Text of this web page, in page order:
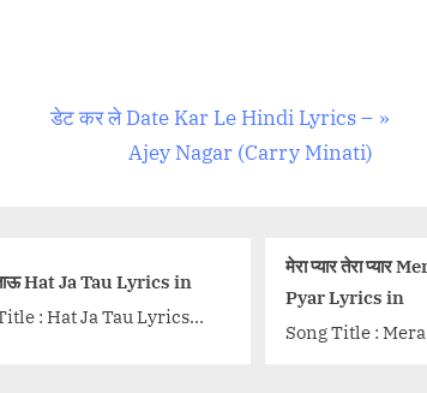
N
o
s
डेट कर ले Date Kar Le Hindi Lyrics –
Ajey Nagar (Carry Minati)
मेरा प्यार तेरा प्यार Mera Pyar Tera
Pyar Lyrics in
Song Title : Mera Pyar Tera Pyar